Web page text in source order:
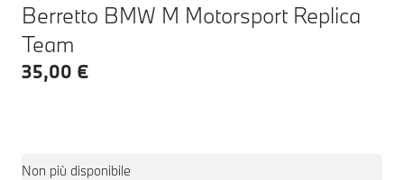
Berretto BMW M Motorsport Replica
Team
35,00 €
Non più disponibile